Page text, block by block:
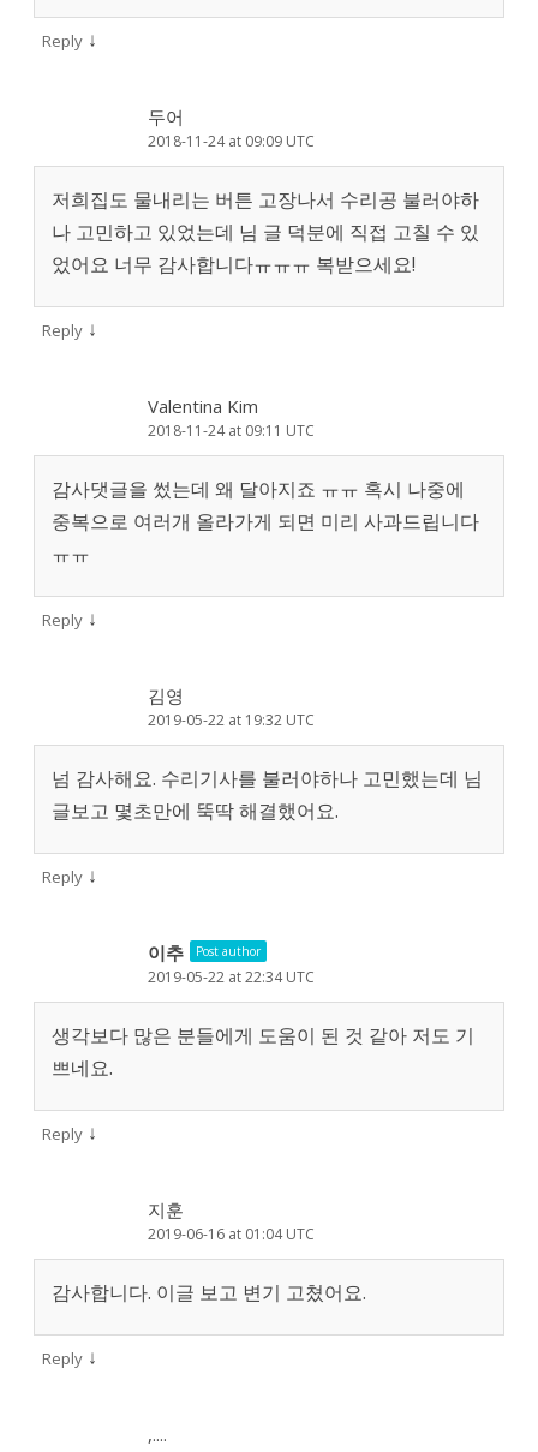
Reply ↓
두어
2018-11-24 at 09:09 UTC
저희집도 물내리는 버튼 고장나서 수리공 불러야하
나 고민하고 있었는데 님 글 덕분에 직접 고칠 수 있
었어요 너무 감사합니다ㅠㅠㅠ 복받으세요!
Reply ↓
Valentina Kim
2018-11-24 at 09:11 UTC
감사댓글을 썼는데 왜 달아지죠 ㅠㅠ 혹시 나중에
중복으로 여러개 올라가게 되면 미리 사과드립니다
ㅠㅠ
Reply ↓
김영
2019-05-22 at 19:32 UTC
넘 감사해요. 수리기사를 불러야하나 고민했는데 님
글보고 몇초만에 뚝딱 해결했어요.
Reply ↓
이추 Post author
2019-05-22 at 22:34 UTC
생각보다 많은 분들에게 도움이 된 것 같아 저도 기
쁘네요.
Reply ↓
지훈
2019-06-16 at 01:04 UTC
감사합니다. 이글 보고 변기 고쳤어요.
Reply ↓
,....